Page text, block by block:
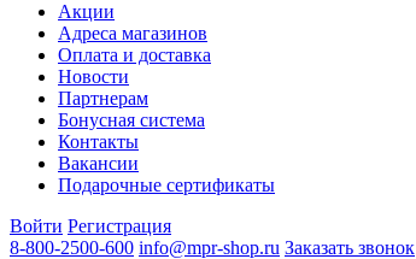
Акции
Адреса магазинов
Оплата и доставка
Новости
Партнерам
Бонусная система
Контакты
Вакансии
Подарочные сертификаты
Войти Регистрация
8-800-2500-600 info@mpr-shop.ru Заказать звонок